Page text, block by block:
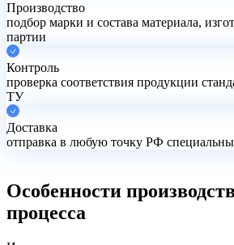
Производство
подбор марки и состава материала,
партии
Контроль
проверка соответствия продукции
ТУ
Доставка
отправка в любую точку РФ
Особенности
процесса